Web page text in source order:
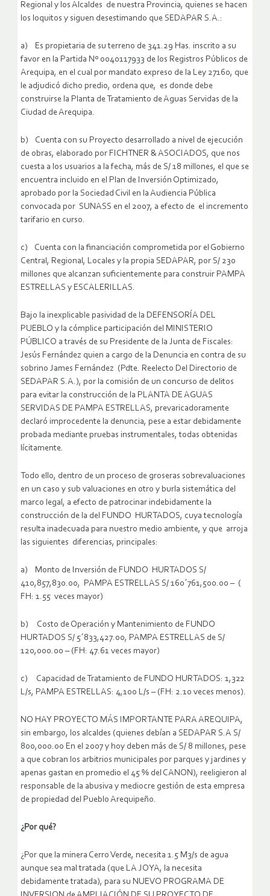
Regional y los Alcaldes de nuestra Provincia, quienes se hacen
los loquitos y siguen desestimando que SEDAPAR S.A.:
a) Es propietaria de su terreno de 341.29 Has. inscrito a su
favor en la Partida Nº 0040117933 de los Registros Públicos de
Arequipa, en el cual por mandato expreso de la Ley 27160, que
le adjudicó dicho predio, ordena que, es donde debe
construirse la Planta de Tratamiento de Aguas Servidas de la
Ciudad de Arequipa.
b) Cuenta con su Proyecto desarrollado a nivel de ejecución
de obras, elaborado por FICHTNER & ASOCIADOS, que nos
cuesta a los usuarios a la fecha, más de S/ 18 millones, el que se
encuentra incluido en el Plan de Inversión Optimizado,
aprobado por la Sociedad Civil en la Audiencia Pública
convocada por SUNASS en el 2007, a efecto de el incremento
tarifario en curso.
c) Cuenta con la financiación comprometida por el Gobierno
Central, Regional, Locales y la propia SEDAPAR, por S/ 230
millones que alcanzan suficientemente para construir PAMPA
ESTRELLAS y ESCALERILLAS.
Bajo la inexplicable pasividad de la DEFENSORÍA DEL
PUEBLO y la cómplice participación del MINISTERIO
PÚBLICO a través de su Presidente de la Junta de Fiscales:
Jesús Fernández quien a cargo de la Denuncia en contra de su
sobrino James Fernández (Pdte. Reelecto Del Directorio de
SEDAPAR S.A.), por la comisión de un concurso de delitos
para evitar la construcción de la PLANTA DE AGUAS
SERVIDAS DE PAMPA ESTRELLAS, prevaricadoramente
declaró improcedente la denuncia, pese a estar debidamente
probada mediante pruebas instrumentales, todas obtenidas
lícitamente.
Todo ello, dentro de un proceso de groseras sobrevaluaciones
en un caso y sub valuaciones en otro y burla sistemática del
marco legal, a efecto de patrocinar indebidamente la
construcción de la del FUNDO HURTADOS, cuya tecnología
resulta inadecuada para nuestro medio ambiente, y que arroja
las siguientes diferencias, principales:
a) Monto de Inversión de FUNDO HURTADOS S/
410,857,830.00, PAMPA ESTRELLAS S/ 160´761,500.00 – (
FH: 1.55 veces mayor)
b) Costo de Operación y Mantenimiento de FUNDO
HURTADOS S/ 5´833,427.00, PAMPA ESTRELLAS de S/
120,000.00 – (FH: 47.61 veces mayor)
c) Capacidad de Tratamiento de FUNDO HURTADOS: 1,322
L/s, PAMPA ESTRELLAS: 4,100 L/s – (FH: 2.10 veces menos).
NO HAY PROYECTO MÁS IMPORTANTE PARA AREQUIPA,
sin embargo, los alcaldes (quienes debían a SEDAPAR S.A S/
800,000.00 En el 2007 y hoy deben más de S/ 8 millones, pese
a que cobran los arbitrios municipales por parques y jardines y
apenas gastan en promedio el 45 % del CANON), reeligieron al
responsable de la abusiva y mediocre gestión de esta empresa
de propiedad del Pueblo Arequipeño.
¿Por qué?
¿Por que la minera Cerro Verde, necesita 1.5 M3/s de agua
aunque sea mal tratada (que LA JOYA, la necesita
debidamente tratada), para su NUEVO PROGRAMA DE